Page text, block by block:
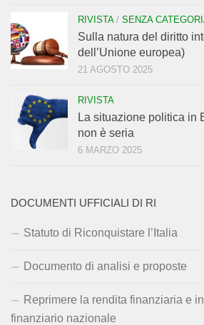
RIVISTA/ SENZA
Sulla natura del diritto
dell’Unione europea)
21 AGOSTO 2025
RIVISTA
La situazione politica in
non è seria
6 MARZO 2025
DOCUMENTI UFFICIALI DI RI
Statuto di Riconquistare l’Italia
Documento di analisi e proposte
Reprimere la rendita finanziaria e
finanziario nazionale